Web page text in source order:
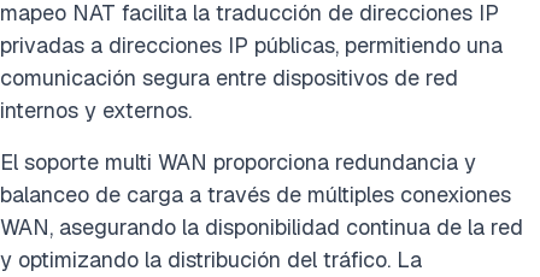
mapeo NAT facilita la traducción de direcciones IP
privadas a direcciones IP públicas, permitiendo una
comunicación segura entre dispositivos de red
internos y externos.
El soporte multi WAN proporciona redundancia y
balanceo de carga a través de múltiples conexiones
WAN, asegurando la disponibilidad continua de la red
y optimizando la distribución del tráfico. La